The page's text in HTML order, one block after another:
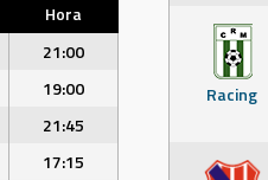
Hora
21:00
19:00
21:45
17:15
Racing